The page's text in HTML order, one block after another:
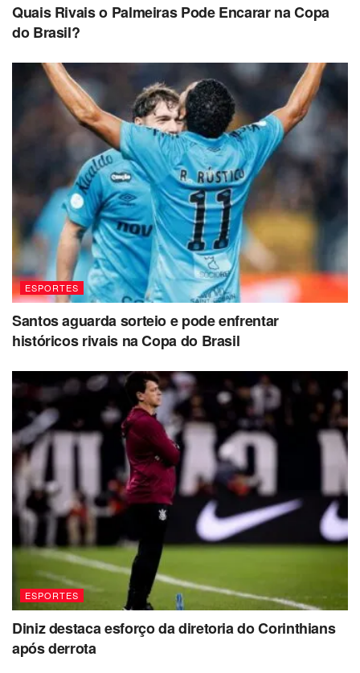
Quais Rivais o Palmeiras Pode Encarar na Copa
do Brasil?
ESPORTES
Santos aguarda sorteio e pode enfrentar
históricos rivais na Copa do Brasil
ESPORTES
Diniz destaca esforço da diretoria do Corinthians
após derrota